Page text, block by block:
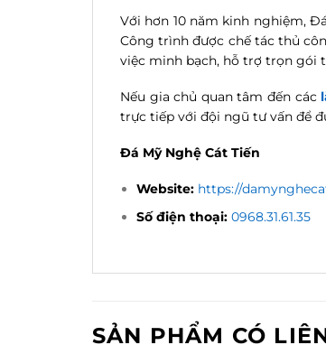
Với hơn 10 năm kinh nghiệm,
Công trình được chế tác thủ
việc minh bạch, hỗ trợ trọn gói
Nếu gia chủ quan tâm đến các
trực tiếp với đội ngũ tư vấn để
Đá Mỹ Nghệ Cát Tiến
Website: https://
Số điện thoại: 0968.31.61.35
SẢN PHẨM CÓ